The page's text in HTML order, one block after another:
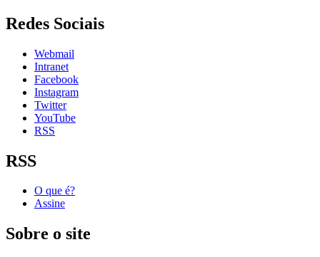
Redes Sociais
Webmail
Intranet
Facebook
Instagram
Twitter
YouTube
RSS
RSS
O que é?
Assine
Sobre o site